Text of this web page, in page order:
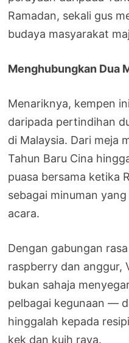
Ramadan, sekali gus
budaya masyarakat
Menghubungkan Dua
Menariknya, kempen
daripada pertindihan
di Malaysia. Dari meja
Tahun Baru Cina
puasa bersama ketika
sebagai minuman
acara.
Dengan gabungan
raspberry dan anggur,
bukan sahaja
pelbagai kegunaan —
hinggalah kepada
kek dan kuih raya.